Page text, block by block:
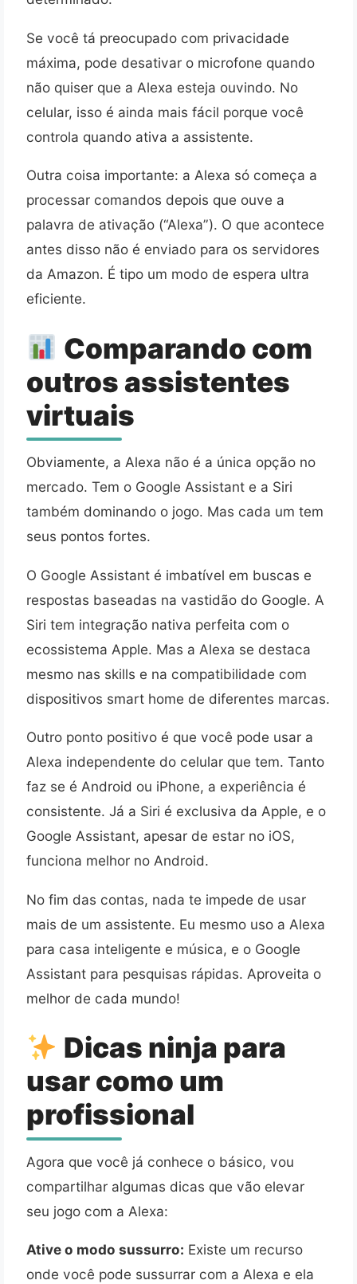
Se você tá preocupado com privacidade
máxima, pode desativar o microfone quando
não quiser que a Alexa esteja ouvindo. No
celular, isso é ainda mais fácil porque você
controla quando ativa a assistente.
Outra coisa importante: a Alexa só começa a
processar comandos depois que ouve a
palavra de ativação (“Alexa”). O que acontece
antes disso não é enviado para os servidores
da Amazon. É tipo um modo de espera ultra
eficiente.
Comparando com
outros assistentes
virtuais
Obviamente, a Alexa não é a única opção no
mercado. Tem o Google Assistant e a Siri
também dominando o jogo. Mas cada um tem
seus pontos fortes.
O Google Assistant é imbatível em buscas e
respostas baseadas na vastidão do Google. A
Siri tem integração nativa perfeita com o
ecossistema Apple. Mas a Alexa se destaca
mesmo nas skills e na compatibilidade com
dispositivos smart home de diferentes marcas.
Outro ponto positivo é que você pode usar a
Alexa independente do celular que tem. Tanto
faz se é Android ou iPhone, a experiência é
consistente. Já a Siri é exclusiva da Apple, e o
Google Assistant, apesar de estar no iOS,
funciona melhor no Android.
No fim das contas, nada te impede de usar
mais de um assistente. Eu mesmo uso a Alexa
para casa inteligente e música, e o Google
Assistant para pesquisas rápidas. Aproveita o
melhor de cada mundo!
Dicas ninja para
usar como um
profissional
Agora que você já conhece o básico, vou
compartilhar algumas dicas que vão elevar
seu jogo com a Alexa:
Ative o modo sussurro: Existe um recurso
onde você pode sussurrar com a Alexa e ela